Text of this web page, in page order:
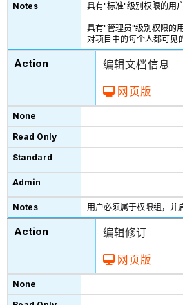
具有"标准"级别权限的用
具有"管理员"级别权限的
对项目中的每个人都可见
编辑文档信息
网页版
用户必须属于权限组，并
编辑修订
网页版